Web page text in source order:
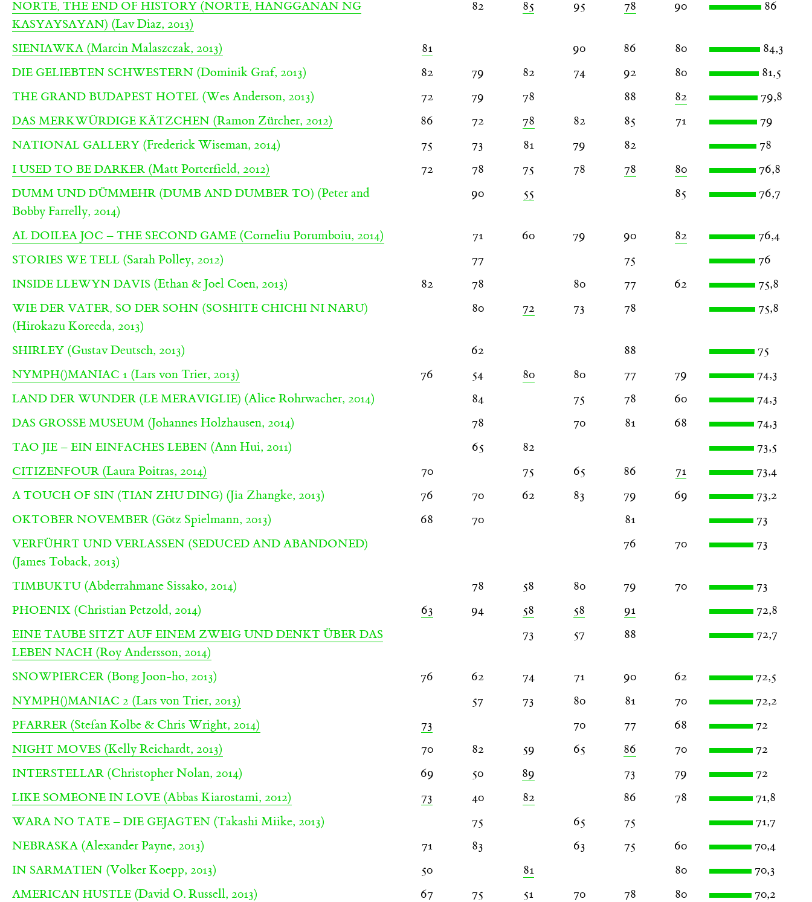
NORTE, THE END OF HISTORY (NORTE, HANGGANAN NG
KASYAYSAYAN) (Lav Diaz, 2013)
82 85 95 78 90 86
SIENIAWKA (Marcin Malaszczak, 2013) 81 90 86 80 84,3
DIE GELIEBTEN SCHWESTERN (Dominik Graf, 2013) 82 79 82 74 92 80 81,5
THE GRAND BUDAPEST HOTEL (Wes Anderson, 2013) 72 79 78 88 82 79,8
DAS MERKWÜRDIGE KÄTZCHEN (Ramon Zürcher, 2012) 86 72 78 82 85 71 79
NATIONAL GALLERY (Frederick Wiseman, 2014) 75 73 81 79 82 78
I USED TO BE DARKER (Matt Porterfield, 2012) 72 78 75 78 78 80 76,8
DUMM UND DÜMMEHR (DUMB AND DUMBER TO) (Peter and
Bobby Farrelly, 2014)
90 55 85 76,7
AL DOILEA JOC – THE SECOND GAME (Corneliu Porumboiu, 2014) 71 60 79 90 82 76,4
STORIES WE TELL (Sarah Polley, 2012) 77 75 76
INSIDE LLEWYN DAVIS (Ethan & Joel Coen, 2013) 82 78 80 77 62 75,8
WIE DER VATER, SO DER SOHN (SOSHITE CHICHI NI NARU)
(Hirokazu Koreeda, 2013)
80 72 73 78 75,8
SHIRLEY (Gustav Deutsch, 2013) 62 88 75
NYMPH()MANIAC 1 (Lars von Trier, 2013) 76 54 80 80 77 79 74,3
LAND DER WUNDER (LE MERAVIGLIE) (Alice Rohrwacher, 2014) 84 75 78 60 74,3
DAS GROSSE MUSEUM (Johannes Holzhausen, 2014) 78 70 81 68 74,3
TAO JIE – EIN EINFACHES LEBEN (Ann Hui, 2011) 65 82 73,5
CITIZENFOUR (Laura Poitras, 2014) 70 75 65 86 71 73,4
A TOUCH OF SIN (TIAN ZHU DING) (Jia Zhangke, 2013) 76 70 62 83 79 69 73,2
OKTOBER NOVEMBER (Götz Spielmann, 2013) 68 70 81 73
VERFÜHRT UND VERLASSEN (SEDUCED AND ABANDONED)
(James Toback, 2013)
76 70 73
TIMBUKTU (Abderrahmane Sissako, 2014) 78 58 80 79 70 73
PHOENIX (Christian Petzold, 2014) 63 94 58 58 91 72,8
EINE TAUBE SITZT AUF EINEM ZWEIG UND DENKT ÜBER DAS
LEBEN NACH (Roy Andersson, 2014)
73 57 88 72,7
SNOWPIERCER (Bong Joon-ho, 2013) 76 62 74 71 90 62 72,5
NYMPH()MANIAC 2 (Lars von Trier, 2013) 57 73 80 81 70 72,2
PFARRER (Stefan Kolbe & Chris Wright, 2014) 73 70 77 68 72
NIGHT MOVES (Kelly Reichardt, 2013) 70 82 59 65 86 70 72
INTERSTELLAR (Christopher Nolan, 2014) 69 50 89 73 79 72
LIKE SOMEONE IN LOVE (Abbas Kiarostami, 2012) 73 40 82 86 78 71,8
WARA NO TATE – DIE GEJAGTEN (Takashi Miike, 2013) 75 65 75 71,7
NEBRASKA (Alexander Payne, 2013) 71 83 63 75 60 70,4
IN SARMATIEN (Volker Koepp, 2013) 50 81 80 70,3
AMERICAN HUSTLE (David O. Russell, 2013) 67 75 51 70 78 80 70,2